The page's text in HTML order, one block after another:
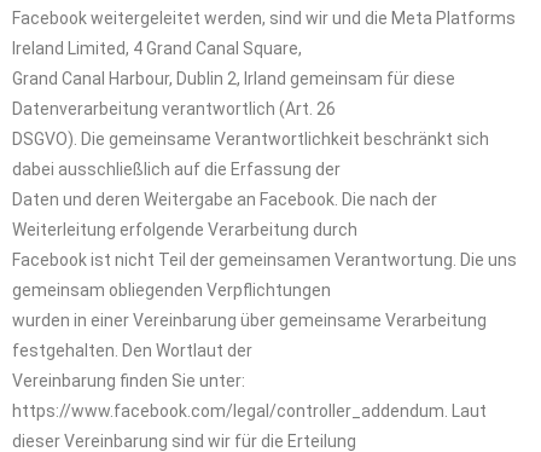
Facebook weitergeleitet werden, sind wir und die Meta Platforms
Ireland Limited, 4 Grand Canal Square,
Grand Canal Harbour, Dublin 2, Irland gemeinsam für diese
Datenverarbeitung verantwortlich (Art. 26
DSGVO). Die gemeinsame Verantwortlichkeit beschränkt sich
dabei ausschließlich auf die Erfassung der
Daten und deren Weitergabe an Facebook. Die nach der
Weiterleitung erfolgende Verarbeitung durch
Facebook ist nicht Teil der gemeinsamen Verantwortung. Die uns
gemeinsam obliegenden Verpflichtungen
wurden in einer Vereinbarung über gemeinsame Verarbeitung
festgehalten. Den Wortlaut der
Vereinbarung finden Sie unter:
https://www.facebook.com/legal/controller_addendum. Laut
dieser Vereinbarung sind wir für die Erteilung